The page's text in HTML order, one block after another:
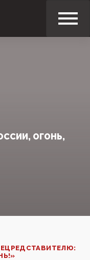
ОГОНЬ,